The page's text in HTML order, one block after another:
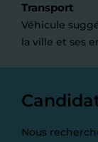
Transport
Véhicule
la ville et ses
Nous